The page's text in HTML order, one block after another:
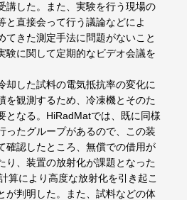
講した。また、実験を行う現場の
と直接会って行う議論などによ
てきた測定手法に問題がないこと
験に関して定期的なビデオ会議を
却した試料の電気抵抗率の変化に
を観測するため、冷凍機とそのた
となる。HiRadMatでは、既に同様
ったグループがあるので、この装
確認したところ、無償での借用が
り、装置の放射化が課題となった
算により高度な放射化を引き起こ
が判明した。また、試料などの体